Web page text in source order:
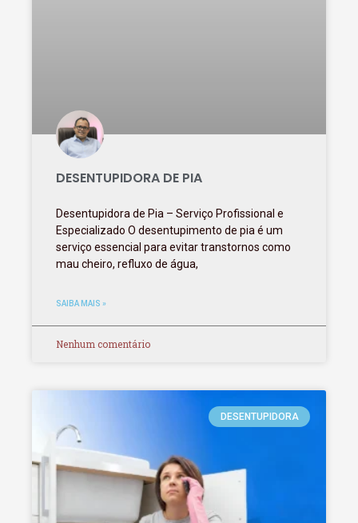
DESENTUPIDORA DE PIA
Desentupidora de Pia – Serviço Profissional e
Especializado O desentupimento de pia é um
serviço essencial para evitar transtornos como
mau cheiro, refluxo de água,
SAIBA MAIS »
Nenhum comentário
DESENTUPIDORA